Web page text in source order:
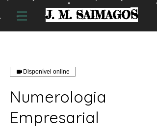
J. M. SAIMAGOS
Disponível online
Numerologia
Empresarial